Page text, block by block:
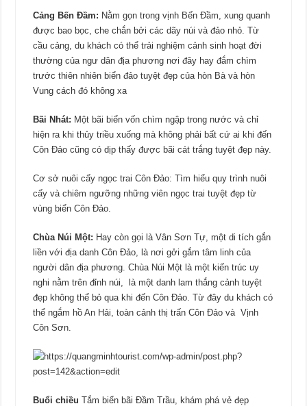
Cảng Bến Đầm: Nằm gọn trong vịnh Bến Đầm, xung quanh
được bao bọc, che chắn bởi các dãy núi và đảo nhỏ. Từ
cầu cảng, du khách có thể trải nghiệm cảnh sinh hoạt đời
thường của ngư dân địa phương nơi đây hay đắm chìm
trước thiên nhiên biển đảo tuyệt đẹp của hòn Bà và hòn
Vung cách đó không xa
Bãi Nhát: Một bãi biển vốn chìm ngập trong nước và chỉ
hiện ra khi thủy triều xuống mà không phải bất cứ ai khi đến
Côn Đảo cũng có dịp thấy được bãi cát trắng tuyệt đẹp này.
Cơ sở nuôi cấy ngọc trai Côn Đảo: Tìm hiểu quy trình nuôi
cấy và chiêm ngưỡng những viên ngọc trai tuyệt đẹp từ
vùng biển Côn Đảo.
Chùa Núi Một: Hay còn gọi là Vân Sơn Tự, một di tích gắn
liền với địa danh Côn Đảo, là nơi gởi gắm tâm linh của
người dân địa phương. Chùa Núi Một là một kiến trúc uy
nghi nằm trên đỉnh núi, là một danh lam thắng cảnh tuyệt
đẹp không thể bỏ qua khi đến Côn Đảo. Từ đây du khách có
thể ngắm hồ An Hải, toàn cảnh thị trấn Côn Đảo và Vịnh
Côn Sơn.
Buổi chiều Tắm biển bãi Đầm Trầu, khám phá vẻ đẹp